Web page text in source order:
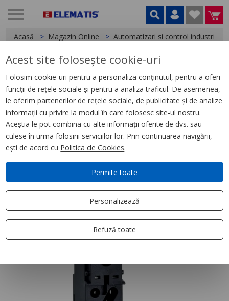
Acasă Magazin Online Automatizari si control industrial
< Relee
Priza Rsz, Contact Separat, 12
A,300 V C.A., Conector cu surub
Acest site folosește cookie-uri
Folosim cookie-uri pentru a personaliza conținutul, pentru a oferi
funcții de rețele sociale și pentru a analiza traficul. De asemenea,
le oferim partenerilor de rețele sociale, de publicitate și de analize
informații cu privire la modul în care folosesc site-ul nostru.
Aceștia le pot combina cu alte informații oferite de dvs. sau
culese în urma folosirii serviciilor lor. Prin continuarea navigării,
ești de acord cu Politica de Cookies.
Permite toate
Personalizează
Refuză toate